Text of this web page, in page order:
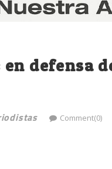
defensa
Comment(0)